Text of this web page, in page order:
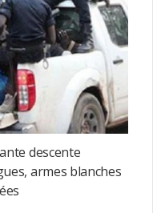
descente
armes blanches